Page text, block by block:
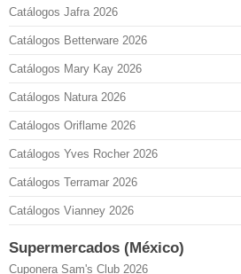
Catálogos Jafra 2026
Catálogos Betterware 2026
Catálogos Mary Kay 2026
Catálogos Natura 2026
Catálogos Oriflame 2026
Catálogos Yves Rocher 2026
Catálogos Terramar 2026
Catálogos Vianney 2026
Supermercados (México)
Cuponera Sam's Club 2026